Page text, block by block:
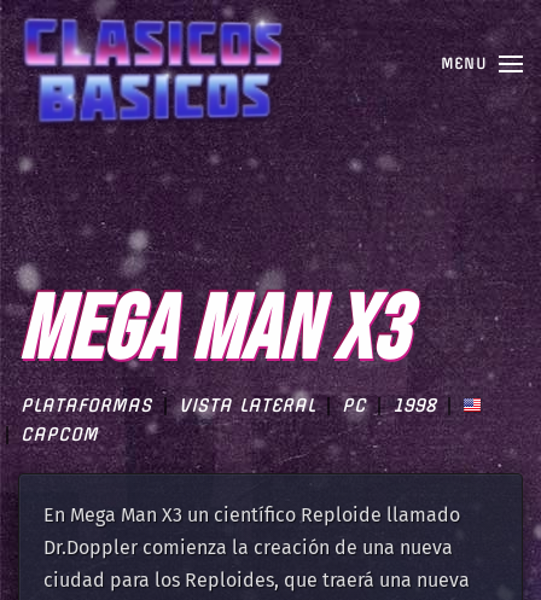
MENU
MEGA MAN X3
PLATAFORMAS VISTA LATERAL PC
1998
CAPCOM
En Mega Man X3 un científico Reploide llamado
Dr.Doppler comienza la creación de una nueva
ciudad para los Reploides, que traerá una nueva